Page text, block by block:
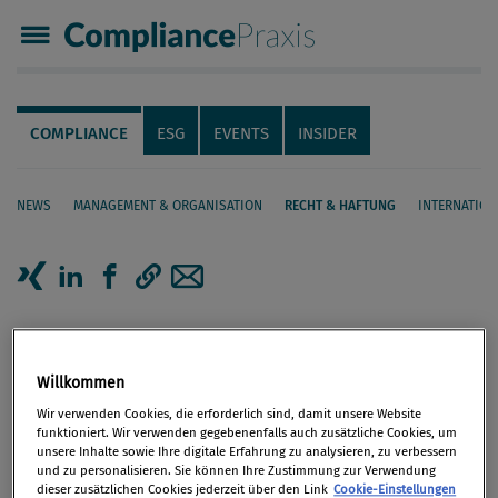
Compliance Praxis
Servicenavigation
Navigation
COMPLIANCE ESG EVENTS INSIDER
NEWS MANAGEMENT & ORGANISATION RECHT & HAFTUNG
Seiteninhalt
ist neu?
Mit 9. September 2021 tritt die neue Dual-Use-
Verordnung (DUV 2021) in Kraft. Betroffene
Willkommen
Wir verwenden Cookies, die erforderlich sind, damit unsere Website
funktioniert. Wir verwenden gegebenenfalls auch zusätzliche Cookies, um
unsere Inhalte sowie Ihre digitale Erfahrung zu analysieren, zu verbessern
und zu personalisieren. Sie können Ihre Zustimmung zur Verwendung
dieser zusätzlichen Cookies jederzeit über den Link Cookie-Einstellungen